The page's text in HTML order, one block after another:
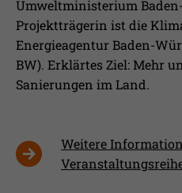
Umweltministerium
Projektträgerin ist die
Energieagentur Baden-
BW). Erklärtes Ziel: Mehr
Sanierungen im Land.
Weitere